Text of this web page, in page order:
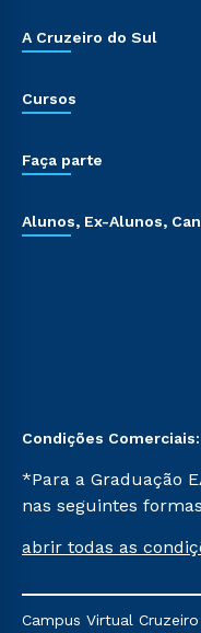
A Cruzeiro do Sul
Cursos
Faça parte
Alunos, Ex-Alunos,
Condições Comerciais:
*Para a Graduação
nas seguintes
Já para as demais,
mencionadas são
abrir todas as
Campus Virtual